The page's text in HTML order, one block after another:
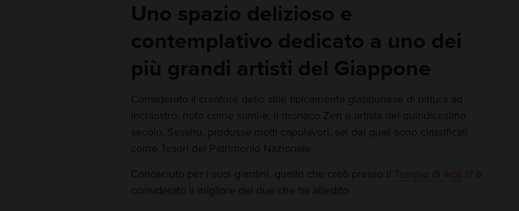
Uno spazio delizioso e
contemplativo dedicato a uno dei
più grandi artisti del Giappone
Considerato il creatore dello stile tipicamente giapponese di pittura ad
inchiostro, noto come sumi-e, il monaco Zen e artista del quindicesimo
secolo, Sesshu, produsse molti capolavori, sei dei quali sono classificati
come Tesori del Patrimonio Nazionale.
Conosciuto per i suoi giardini, quello che creò presso il Tempio di Ikoji
è
considerato il migliore dei due che ha allestito.